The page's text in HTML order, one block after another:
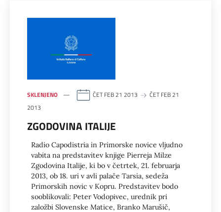
SKLENJENO ČET FEB 21 2013
ČET FEB 21
2013
ZGODOVINA ITALIJE
Radio Capodistria in Primorske novice vljudno
vabita na predstavitev knjige Pierreja Milze
Zgodovina Italije, ki bo v četrtek, 21. februarja
2013, ob 18. uri v avli palače Tarsia, sedeža
Primorskih novic v Kopru. Predstavitev bodo
sooblikovali: Peter Vodopivec, urednik pri
založbi Slovenske Matice, Branko Marušič,